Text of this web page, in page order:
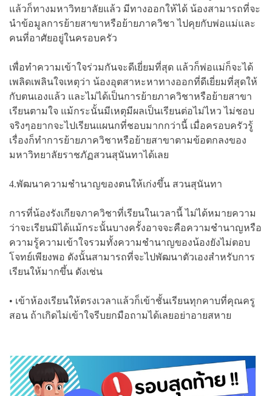
แล้วก็ทางมหาวิทยาลัยแล้ว มีทางออกให้ได้ น้องสามารถที่จะ
นำข้อมูลการย้ายสาขาหรือย้ายภาควิชา ไปคุยกับพ่อแม่และ
คนที่อาศัยอยู่ในครอบครัว
เพื่อทำความเข้าใจร่วมกันจะดีเยี่ยมที่สุด แล้วก็พ่อแม่ก็จะได้
เพลิดเพลินใจเหตุว่า น้องอุตสาหะหาทางออกที่ดีเยี่ยมที่สุดให้
กับตนเองแล้ว และไม่ได้เป็นการย้ายภาควิชาหรือย้ายสาขา
เรียนตามใจ แม้กระนั้นมีเหตุมีผลเป็นเรียนต่อไม่ไหว ไม่ชอบ
จริงๆอยากจะไปเรียนแผนกที่ชอบมากกว่านี้ เมื่อครอบครัวรู้
เรื่องก็ทำการย้ายภาควิชาหรือย้ายสาขาตามข้อตกลงของ
มหาวิทยาลัยราชภัฏสวนสุนันทาได้เลย
4.พัฒนาความชำนาญของตนให้เก่งขึ้น สวนสุนันทา
การที่น้องรังเกียจภาควิชาที่เรียนในเวลานี้ ไม่ได้หมายความ
ว่าจะเรียนมิได้แม้กระนั้นบางครั้งอาจจะคือความชำนาญหรือ
ความรู้ความเข้าใจรวมทั้งความชำนาญของน้องยังไม่ตอบ
โจทย์เพียงพอ ดังนั้นสามารถที่จะไปพัฒนาตัวเองสำหรับการ
เรียนให้มากขึ้น ดังเช่น
• เข้าห้องเรียนให้ตรงเวลาแล้วก็เข้าชั้นเรียนทุกคาบที่คุณครู
สอน ถ้าเกิดไม่เข้าใจรีบยกมือถามได้เลยอย่าอายสหาย